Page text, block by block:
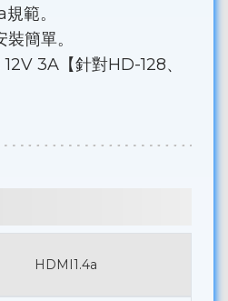
範。
簡單。
3A【針對HD-128、
HDMI1.4a